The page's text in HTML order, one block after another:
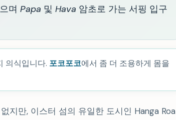
며Papa 및Hava 암초로 가는 서핑 입구
의식입니다. 포코포코에서 좀 더 조용하게 몸을
지만, 이스터 섬의 유일한 도시인 Hanga Roa